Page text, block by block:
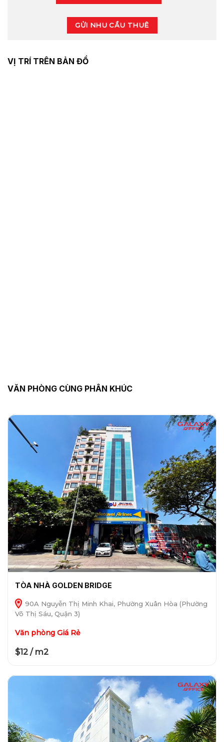
GỬI NHU CẦU THUÊ
VỊ TRÍ TRÊN BẢN ĐỒ
VĂN PHÒNG CÙNG PHÂN KHÚC
TÒA NHÀ GOLDEN BRIDGE
90A Nguyễn Thị Minh Khai, Phường Xuân Hòa (Phường
Võ Thị Sáu, Quận 3)
Văn phòng Giá Rẻ
$12 / m2